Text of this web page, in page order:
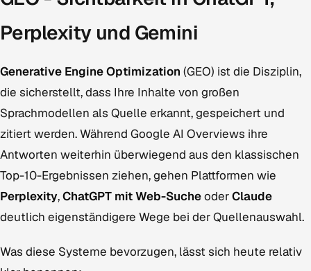
Perplexity und Gemini
Generative Engine Optimization (GEO) ist die Disziplin,
die sicherstellt, dass Ihre Inhalte von großen
Sprachmodellen als Quelle erkannt, gespeichert und
zitiert werden. Während Google AI Overviews ihre
Antworten weiterhin überwiegend aus den klassischen
Top-10-Ergebnissen ziehen, gehen Plattformen wie
Perplexity,ChatGPT mit Web-SucheoderClaude
deutlich eigenständigere Wege bei der Quellenauswahl.
Was diese Systeme bevorzugen, lässt sich heute relativ